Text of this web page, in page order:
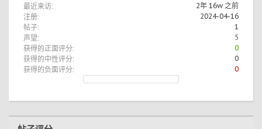
最近来访: 2年 16w 之前
注册: 2024-04-16
帖子: 1
声望: 5
获得的正面评分: 0
获得的中性评分: 0
获得的负面评分: 0